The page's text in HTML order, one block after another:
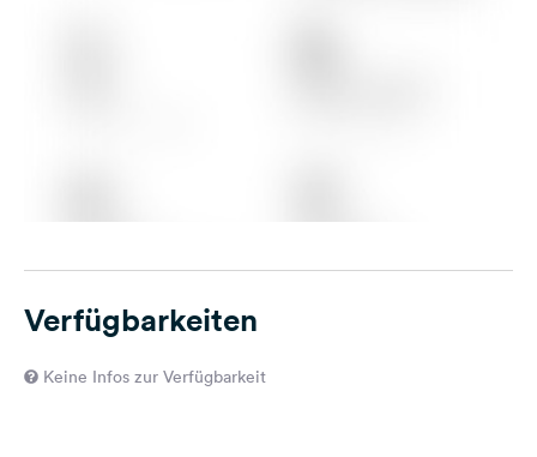
Verfügbarkeiten
Keine Infos zur Verfügbarkeit